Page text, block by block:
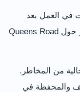
في العمل بعد
إغلاق متاجر التجزئة، وتكون الحركة أكبر حول Queens Road
من المخاطر.
والمحفظة في